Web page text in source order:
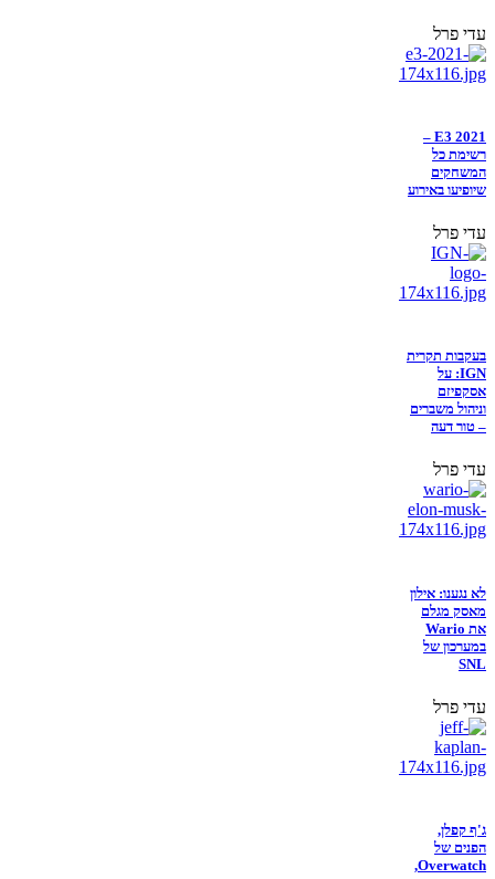
עדי פרל
E3 2021 –
רשימת כל
המשחקים
שיופיעו באירוע
עדי פרל
בעקבות תקרית
IGN: על
אסקפיזם
וניהול משברים
– טור דעה
עדי פרל
לא נגענו: אילון
מאסק מגלם
את Wario
במערכון של
SNL
עדי פרל
ג'ף קפלן,
הפנים של
Overwatch,